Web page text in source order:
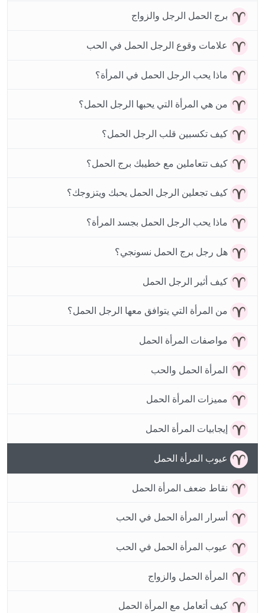
برج الحمل الرجل والزواج
علامات وقوع الرجل الحمل في الحب
ماذا يحب الرجل الحمل في المرأة؟
من هي المرأة التي يحبها الرجل الحمل؟
كيف تكسبين قلب الرجل الحمل؟
كيف تتعاملين مع خطيبك برج الحمل؟
كيف تجعلين الرجل الحمل يحبك ويتزوجك؟
ماذا يحب الرجل الحمل بجسد المرأة؟
هل رجل برج الحمل نسونجي؟
كيف أثير الرجل الحمل
من المرأة التي يتوافق معها الرجل الحمل؟
مواصفات المرأة الحمل
المرأة الحمل والحب
مميزات المرأة الحمل
إيجابيات المرأة الحمل
عيوب المرأة الحمل
نقاط ضعف المرأة الحمل
أسرار المرأة الحمل في الحب
عيوب المرأة الحمل في الحب
المرأة الحمل والزواج
كيف أتعامل مع المرأة الحمل